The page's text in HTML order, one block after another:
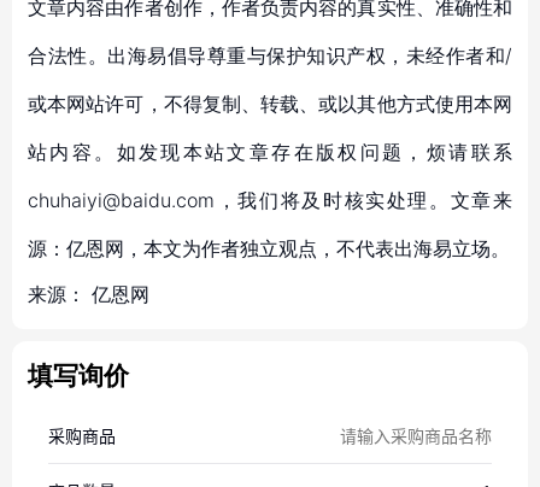
文章内容由作者创作，作者负责内容的真实性、准确性和
合法性。出海易倡导尊重与保护知识产权，未经作者和/
或本网站许可，不得复制、转载、或以其他方式使用本网
站内容。如发现本站文章存在版权问题，烦请联系
chuhaiyi@baidu.com，我们将及时核实处理。文章来
源：亿恩网，本文为作者独立观点，不代表出海易立场。
来源： 亿恩网
填写询价